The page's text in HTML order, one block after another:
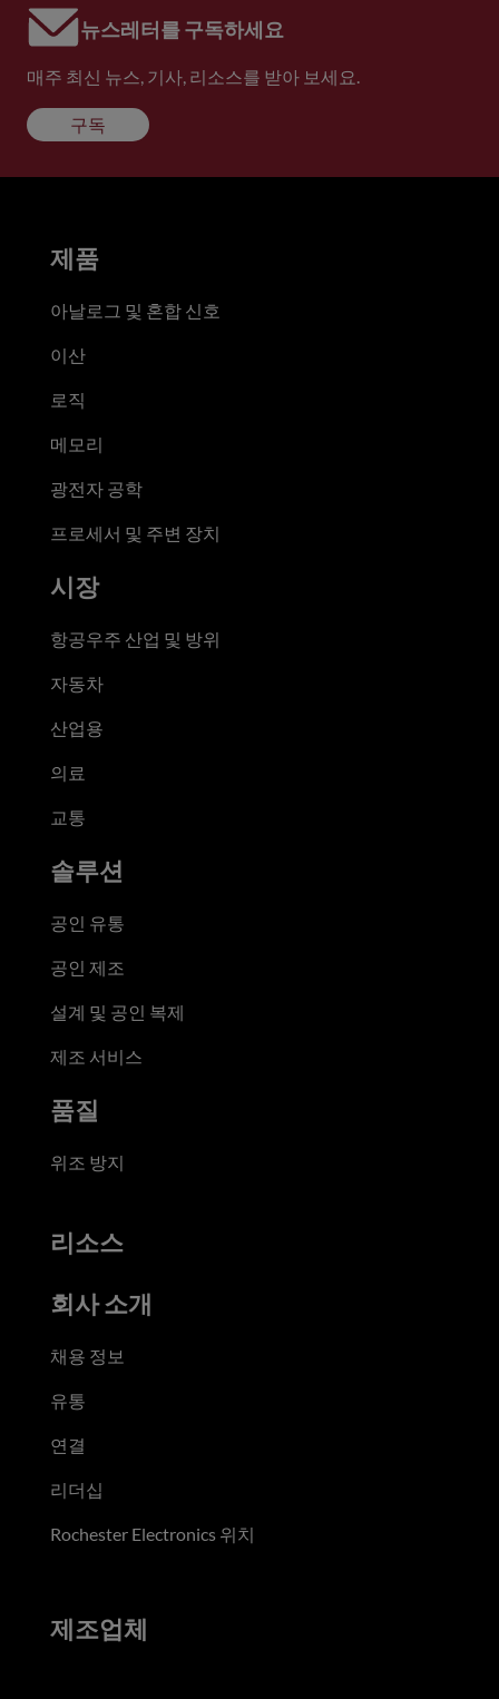
뉴스레터를 구독하세요
매주 최신 뉴스, 기사, 리소스를 받아 보세요.
구독
제품
아날로그 및 혼합 신호
이산
로직
메모리
광전자 공학
프로세서 및 주변 장치
시장
항공우주 산업 및 방위
자동차
산업용
의료
교통
솔루션
공인 유통
공인 제조
설계 및 공인 복제
제조 서비스
품질
위조 방지
리소스
회사 소개
채용 정보
유통
연결
리더십
Rochester Electronics 위치
제조업체